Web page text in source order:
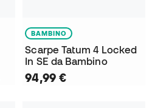
BAMBINO
Scarpe Tatum 4 Locked
In SE da Bambino
94,99 €